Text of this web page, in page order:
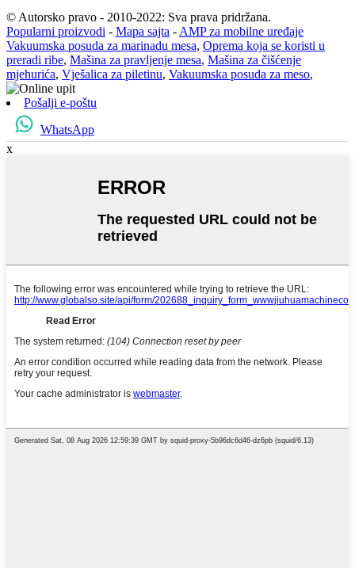
© Autorsko pravo - 2010-2022: Sva prava pridržana.
Popularni proizvodi - Mapa sajta - AMP za mobilne uređaje
Vakuumska posuda za marinadu mesa, Oprema koja se koristi u
preradi ribe, Mašina za pravljenje mesa, Mašina za čišćenje
mjehurića, Vješalica za piletinu, Vakuumska posuda za meso,
Pošalji e-poštu
WhatsApp
x